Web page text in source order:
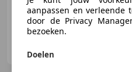
NL-4181 CH WAARDENBURG
aanpassen en verleende
door de Privacy
bezoeken.
Doelen